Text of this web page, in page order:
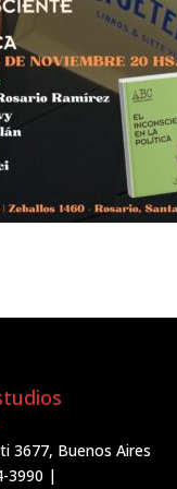
3677, Buenos Aires
3990 |